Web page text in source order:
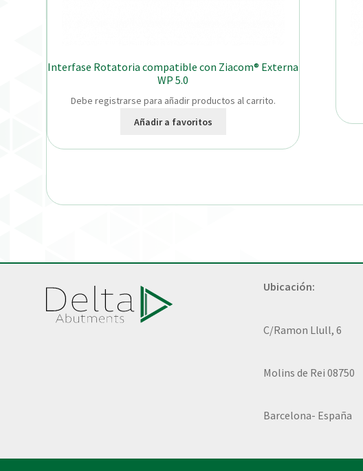
Interfase Rotatoria compatible con Ziacom® Externa
WP 5.0
Debe registrarse para añadir productos al carrito.
Añadir a favoritos
Ubicación:
C/Ramon Llull, 6
Molins de Rei 08750
Barcelona- España